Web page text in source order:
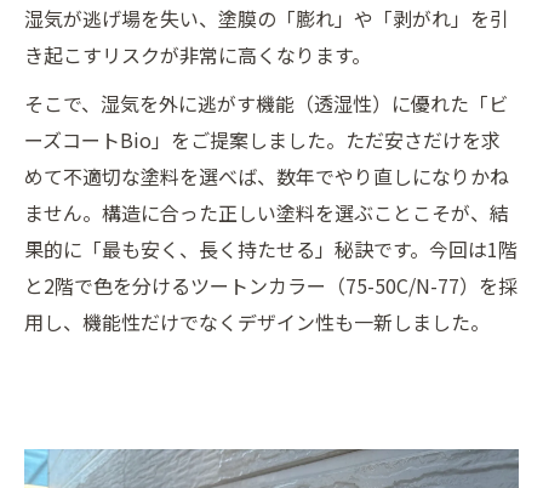
湿気が逃げ場を失い、塗膜の「膨れ」や「剥がれ」を引
き起こすリスクが非常に高くなります。
そこで、湿気を外に逃がす機能（透湿性）に優れた「ビ
ーズコートBio」をご提案しました。ただ安さだけを求
めて不適切な塗料を選べば、数年でやり直しになりかね
ません。構造に合った正しい塗料を選ぶことこそが、結
果的に「最も安く、長く持たせる」秘訣です。今回は1階
と2階で色を分けるツートンカラー（75-50C/N-77）を採
用し、機能性だけでなくデザイン性も一新しました。